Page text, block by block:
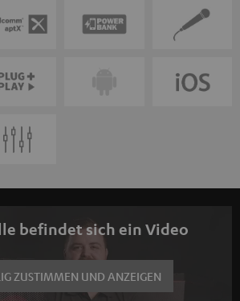
befindet sich ein Video
ZUSTIMMEN UND ANZEIGEN